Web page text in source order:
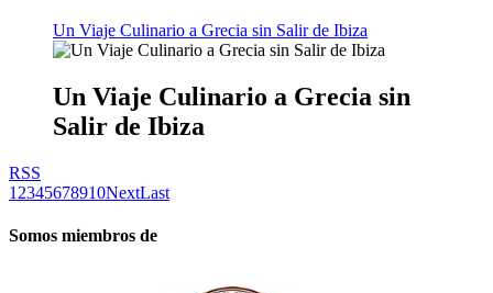
Un Viaje Culinario a Grecia sin Salir de Ibiza
Un Viaje Culinario a Grecia sin
Salir de Ibiza
RSS
1 2345678910NextLast
Somos miembros de